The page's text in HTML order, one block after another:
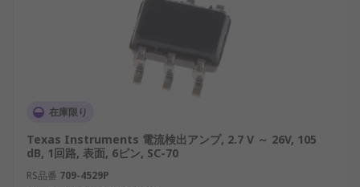
在庫限り
Texas Instruments 電流検出アンプ, 2.7 V ～ 26V, 105
dB, 1回路, 表面, 6ピン, SC-70
RS品番 709-4529P